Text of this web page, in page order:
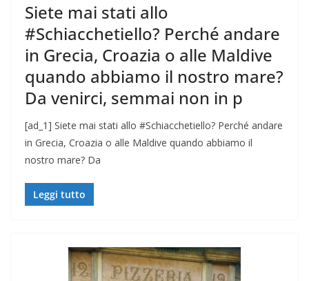
Siete mai stati allo
#Schiacchetiello? Perché andare
in Grecia, Croazia o alle Maldive
quando abbiamo il nostro mare?
Da venirci, semmai non in p
[ad_1] Siete mai stati allo #Schiacchetiello? Perché andare
in Grecia, Croazia o alle Maldive quando abbiamo il
nostro mare? Da
Leggi tutto